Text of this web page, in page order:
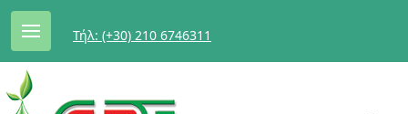
Τήλ: (+30) 210 6746311